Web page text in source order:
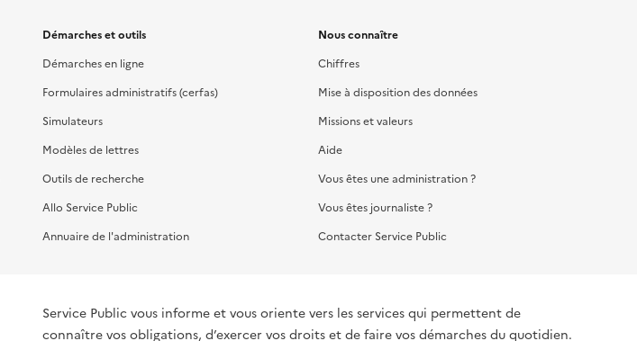
Démarches et outils
Démarches en ligne
Formulaires administratifs (cerfas)
Simulateurs
Modèles de lettres
Outils de recherche
Allo Service Public
Annuaire de l'administration
Nous connaître
Chiffres
Mise à disposition des données
Missions et valeurs
Aide
Vous êtes une administration ?
Vous êtes journaliste ?
Contacter Service Public
Service Public vous informe et vous oriente vers les services qui permettent de
connaître vos obligations, d’exercer vos droits et de faire vos démarches du quotidien.